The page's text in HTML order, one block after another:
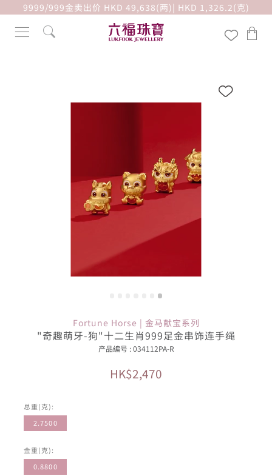
9999/999金卖出价 HKD 49,638(两)| HKD 1,326.2(克)
Fortune Horse | 金马献宝系列
"奇趣萌牙-狗"十二生肖999足金串饰连手绳
产品编号 : 034112PA-R
HK$2,470
总重(克):
2.7500
金重(克):
0.8800